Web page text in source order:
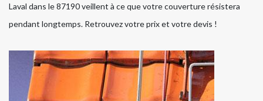
Laval dans le 87190 veillent à ce que votre couverture résistera
pendant longtemps. Retrouvez votre prix et votre devis !